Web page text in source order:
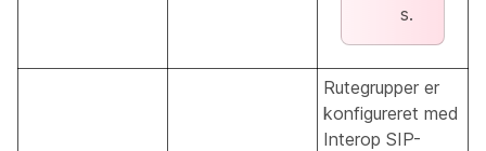
s.
Rutegrupper er
konfigureret med
Interop SIP-